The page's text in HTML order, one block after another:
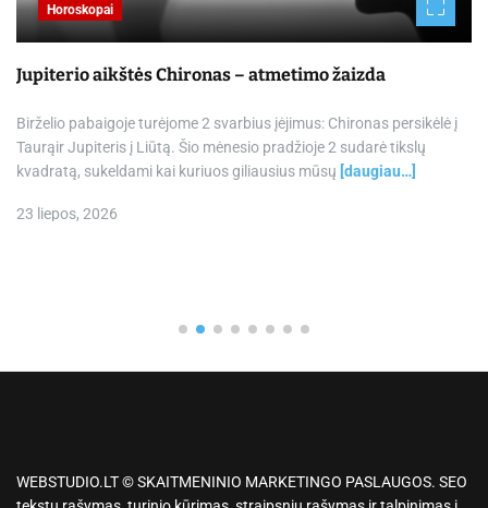
Horoskopai
Jupiterio aikštės Chironas – atmetimo žaizda
Birželio pabaigoje turėjome 2 svarbius įėjimus: Chironas persikėlė į
Taurąir Jupiteris į Liūtą. Šio mėnesio pradžioje 2 sudarė tikslų
kvadratą, sukeldami kai kuriuos giliausius mūsų [daugiau…]
23 liepos, 2026
WEBSTUDIO.LT © SKAITMENINIO MARKETINGO PASLAUGOS. SEO